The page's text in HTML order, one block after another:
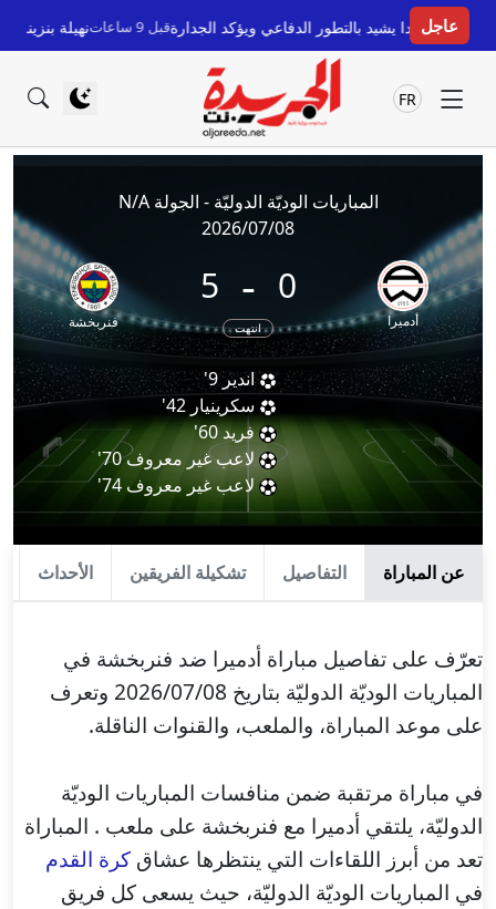
عاجل
فيلدا يشيد بالتطور الدفاعي ويؤكد الجدارةقبل 9 ساعات نهيلة بنزينة
FR
المباريات الوديّة الدوليّة - الجولة N/A
2026/07/08
أدميرا
0
-
5
انتهت فنربخشة
اندير9'
سكرينيار42'
فريد60'
لاعب غير معروف70'
لاعب غير معروف74'
عن المباراة التفاصيل تشكيلة الفريقين الأحداث
تعرّف على تفاصيل مباراة أدميرا ضد فنربخشة في
المباريات الوديّة الدوليّة بتاريخ 2026/07/08 وتعرف
على موعد المباراة، والملعب، والقنوات الناقلة.
في مباراة مرتقبة ضمن منافسات المباريات الوديّة
الدوليّة، يلتقي أدميرا مع فنربخشة على ملعب . المباراة
تعد من أبرز اللقاءات التي ينتظرها عشاق كرة القدم
في المباريات الوديّة الدوليّة، حيث يسعى كل فريق